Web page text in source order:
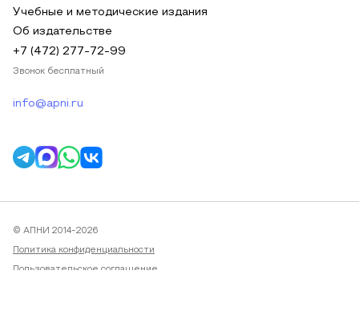
Учебные и методические издания
Об издательстве
+7 (472) 277-72-99
Звонок бесплатный
info@apni.ru
© АПНИ 2014-2026
Политика конфиденциальности
Пользовательское соглашение